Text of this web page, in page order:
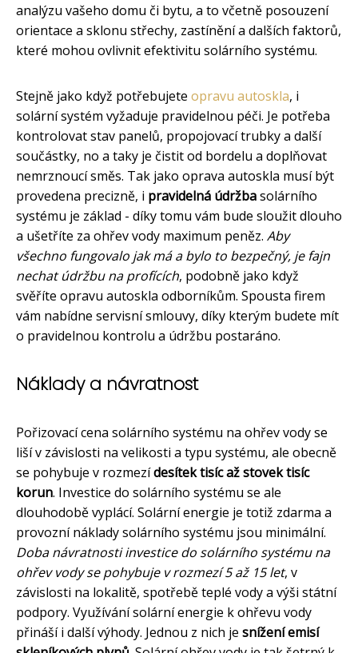
analýzu vašeho domu či bytu, a to včetně posouzení
orientace a sklonu střechy, zastínění a dalších faktorů,
které mohou ovlivnit efektivitu solárního systému.
Stejně jako když potřebujete opravu autoskla, i
solární systém vyžaduje pravidelnou péči. Je potřeba
kontrolovat stav panelů, propojovací trubky a další
součástky, no a taky je čistit od bordelu a doplňovat
nemrznoucí směs. Tak jako oprava autoskla musí být
provedena precizně, i pravidelná údržbasolárního
systému je základ - díky tomu vám bude sloužit dlouho
a ušetříte za ohřev vody maximum peněz. Aby
všechno fungovalo jak má a bylo to bezpečný, je fajn
nechat údržbu na profících, podobně jako když
svěříte opravu autoskla odborníkům. Spousta firem
vám nabídne servisní smlouvy, díky kterým budete mít
o pravidelnou kontrolu a údržbu postaráno.
Náklady a návratnost
Pořizovací cena solárního systému na ohřev vody se
liší v závislosti na velikosti a typu systému, ale obecně
se pohybuje v rozmezídesítek tisíc až stovek tisíc
korun. Investice do solárního systému se ale
dlouhodobě vyplácí. Solární energie je totiž zdarma a
provozní náklady solárního systému jsou minimální.
Doba návratnosti investice do solárního systému na
ohřev vody se pohybuje v rozmezí 5 až 15 let, v
závislosti na lokalitě, spotřebě teplé vody a výši státní
podpory. Využívání solární energie k ohřevu vody
přináší i další výhody. Jednou z nich je snížení emisí